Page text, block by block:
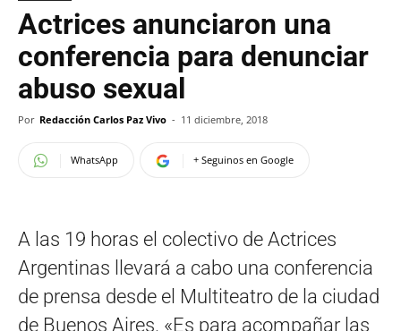
Actrices anunciaron una
conferencia para denunciar
abuso sexual
Por Redacción Carlos Paz Vivo - 11 diciembre, 2018
WhatsApp + Seguinos en Google
A las 19 horas el colectivo de Actrices
Argentinas llevará a cabo una conferencia
de prensa desde el Multiteatro de la ciudad
de Buenos Aires. «Es para acompañar las